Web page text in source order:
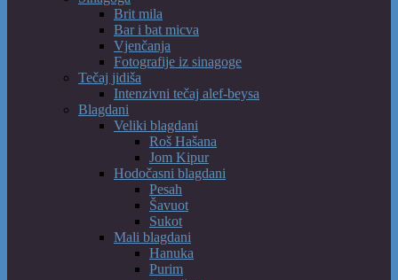
Brit mila
Bar i bat micva
Vjenčanja
Fotografije iz sinagoge
Tečaj jidiša
Intenzivni tečaj alef-beysa
Blagdani
Veliki blagdani
Roš Hašana
Jom Kipur
Hodočasni blagdani
Pesah
Šavuot
Sukot
Mali blagdani
Hanuka
Purim